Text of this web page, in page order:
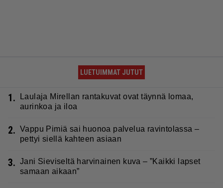
LUETUIMMAT JUTUT
1.
Laulaja Mirellan rantakuvat ovat täynnä lomaa,
aurinkoa ja iloa
2. Vappu Pimiä sai huonoa palvelua ravintolassa –
pettyi siellä kahteen asiaan
3. Jani Sieviseltä harvinainen kuva – ”Kaikki lapset
samaan aikaan”